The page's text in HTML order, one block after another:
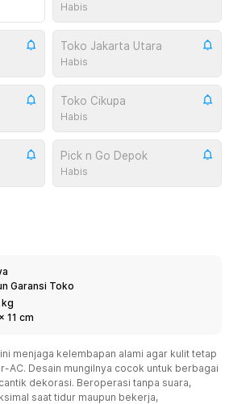
Habis
Toko Jakarta Utara
Habis
Toko Cikupa
Habis
Pick n Go Depok
Habis
Garansi Toko
x 11 cm
menjaga kelembapan alami agar kulit tetap
AC. Desain mungilnya cocok untuk berbagai
dekorasi. Beroperasi tanpa suara,
saat tidur maupun bekerja,